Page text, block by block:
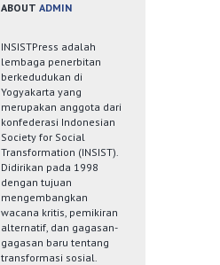
ABOUTADMIN
INSISTPress adalah
lembaga penerbitan
berkedudukan di
Yogyakarta yang
merupakan anggota dari
konfederasi Indonesian
Society for Social
Transformation (INSIST).
Didirikan pada 1998
dengan tujuan
mengembangkan
wacana kritis, pemikiran
alternatif, dan gagasan-
gagasan baru tentang
transformasi sosial.